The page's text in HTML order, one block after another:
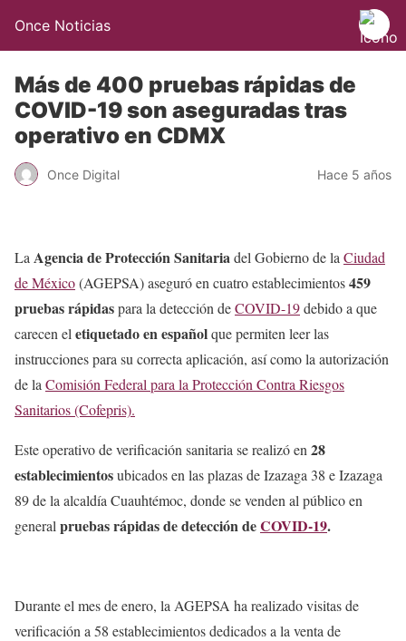
Once Noticias
Más de 400 pruebas rápidas de
COVID-19 son aseguradas tras
operativo en CDMX
Once Digital Hace 5 años
La Agencia de Protección Sanitariadel Gobierno de la Ciudad
de México(AGEPSA) aseguró en cuatro establecimientos459
pruebas rápidaspara la detección deCOVID-19debido a que
carecen el etiquetado en españolque permiten leer las
instrucciones para su correcta aplicación, así como la autorización
de la Comisión Federal para la Protección Contra Riesgos
Sanitarios (Cofepris).
Este operativo de verificación sanitaria se realizó en 28
establecimientosubicados en las plazas de Izazaga 38 e Izazaga
89 de la alcaldía Cuauhtémoc, donde se venden al público en
general pruebas rápidas de detección deCOVID-19.
Durante el mes de enero, la AGEPSA ha realizado visitas de
verificación a 58 establecimientos dedicados a la venta de